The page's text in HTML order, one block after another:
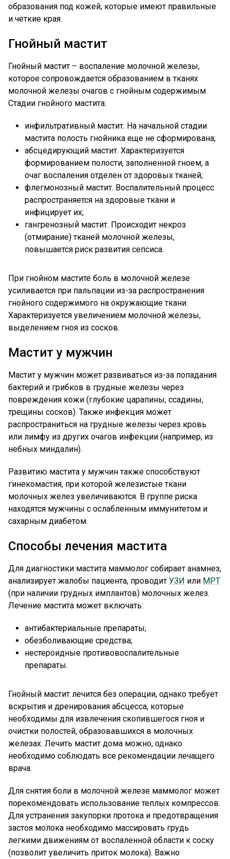
образования под кожей, которые имеют правильные
и четкие края.
Гнойный мастит
Гнойный мастит – воспаление молочной железы,
которое сопровождается образованием в тканях
молочной железы очагов с гнойным содержимым.
Стадии гнойного мастита:
инфильтративный мастит. На начальной стадии
мастита полость гнойника еще не сформирована;
абсцедирующий мастит. Характеризуется
формированием полости, заполненной гноем, а
очаг воспаления отделен от здоровых тканей;
флегмонозный мастит. Воспалительный процесс
распространяется на здоровые ткани и
инфицирует их;
гангренозный мастит. Происходит некроз
(отмирание) тканей молочной железы,
повышается риск развития сепсиса.
При гнойном мастите боль в молочной железе
усиливается при пальпации из-за распространения
гнойного содержимого на окружающие ткани.
Характеризуется увеличением молочной железы,
выделением гноя из сосков.
Мастит у мужчин
Мастит у мужчин может развиваться из-за попадания
бактерий и грибков в грудные железы через
повреждения кожи (глубокие царапины, ссадины,
трещины сосков). Также инфекция может
распространиться на грудные железы через кровь
или лимфу из других очагов инфекции (например, из
небных миндалин).
Развитию мастита у мужчин также способствуют
гинекомастия, при которой железистые ткани
молочных желез увеличиваются. В группе риска
находятся мужчины с ослабленным иммунитетом и
сахарным диабетом.
Способы лечения мастита
Для диагностики мастита маммолог собирает анамнез,
анализирует жалобы пациента, проводит УЗИ или МРТ
(при наличии грудных имплантов) молочных желез.
Лечение мастита может включать:
антибактериальные препараты;
обезболивающие средства;
нестероидные противовоспалительные
препараты.
Гнойный мастит лечится без операции, однако требует
вскрытия и дренирования абсцесса, которые
необходимы для извлечения скопившегося гноя и
очистки полостей, образовавшихся в молочных
железах. Лечить мастит дома можно, однако
необходимо соблюдать все рекомендации лечащего
врача.
Для снятия боли в молочной железе маммолог может
порекомендовать использование теплых компрессов.
Для устранения закупорки протока и предотвращения
застоя молока необходимо массировать грудь
легкими движениям от воспаленной области к соску
(позволит увеличить приток молока). Важно